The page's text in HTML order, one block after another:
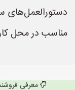
دستورالعمل‌های
مناسب در محل
معرفی